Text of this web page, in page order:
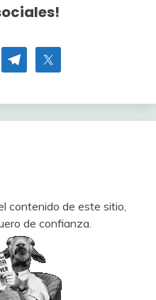
contenido de este sitio,
de confianza.